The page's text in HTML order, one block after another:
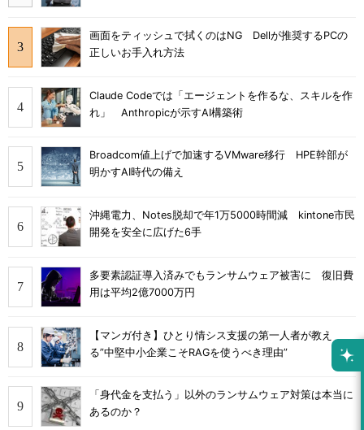
画面をティッシュで拭くのはNG Dellが推奨するPCの
正しいお手入れ方法
Claude Codeでは「エージェントを作るな、スキルを作
れ」 Anthropicが示すAI構築術
Broadcom値上げで加速するVMware移行 HPE幹部が
明かすAI時代の備え
沖縄電力、Notes脱却で年1万5000時間減 kintone市民
開発を安全に広げた6手
多要素認証導入済みでもランサムウェア被害に 復旧費
用は平均2億7000万円
【マンガ付き】ひとり情シス支援の第一人者が教え
る”中堅中小企業こそRAGを使うべき理由”
「身代金を支払う」以外のランサムウェア対策は本当に
あるのか？